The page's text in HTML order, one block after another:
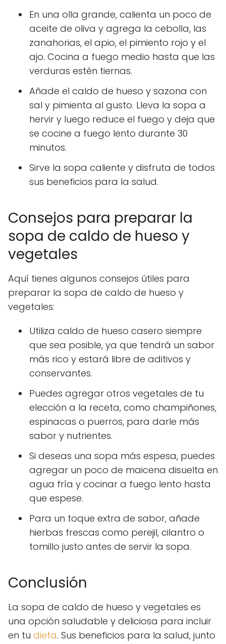
En una olla grande, calienta un poco de
aceite de oliva y agrega la cebolla, las
zanahorias, el apio, el pimiento rojo y el
ajo. Cocina a fuego medio hasta que las
verduras estén tiernas.
Añade el caldo de hueso y sazona con
sal y pimienta al gusto. Lleva la sopa a
hervir y luego reduce el fuego y deja que
se cocine a fuego lento durante 30
minutos.
Sirve la sopa caliente y disfruta de todos
sus beneficios para la salud.
Consejos para preparar la
sopa de caldo de hueso y
vegetales
Aquí tienes algunos consejos útiles para
preparar la sopa de caldo de hueso y
vegetales:
Utiliza caldo de hueso casero siempre
que sea posible, ya que tendrá un sabor
más rico y estará libre de aditivos y
conservantes.
Puedes agregar otros vegetales de tu
elección a la receta, como champiñones,
espinacas o puerros, para darle más
sabor y nutrientes.
Si deseas una sopa más espesa, puedes
agregar un poco de maicena disuelta en
agua fría y cocinar a fuego lento hasta
que espese.
Para un toque extra de sabor, añade
hierbas frescas como perejil, cilantro o
tomillo justo antes de servir la sopa.
Conclusión
La sopa de caldo de hueso y vegetales es
una opción saludable y deliciosa para incluir
en tu dieta. Sus beneficios para la salud, junto